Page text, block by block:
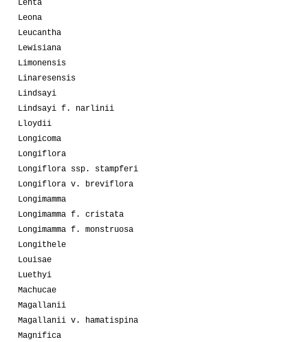
Lenta
Leona
Leucantha
Lewisiana
Limonensis
Linaresensis
Lindsayi
Lindsayi f. narlinii
Lloydii
Longicoma
Longiflora
Longiflora ssp. stampferi
Longiflora v. breviflora
Longimamma
Longimamma f. cristata
Longimamma f. monstruosa
Longithele
Louisae
Luethyi
Machucae
Magallanii
Magallanii v. hamatispina
Magnifica